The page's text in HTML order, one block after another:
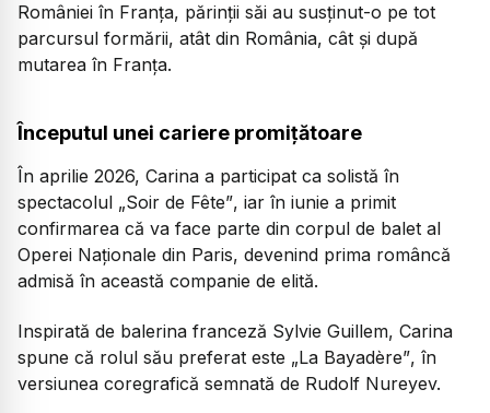
României în Franța, părinții săi au susținut-o pe tot
parcursul formării, atât din România, cât și după
mutarea în Franța.
Începutul unei cariere promițătoare
În aprilie 2026, Carina a participat ca solistă în
spectacolul „Soir de Fête”, iar în iunie a primit
confirmarea că va face parte din corpul de balet al
Operei Naționale din Paris, devenind prima româncă
admisă în această companie de elită.
Inspirată de balerina franceză Sylvie Guillem, Carina
spune că rolul său preferat este „La Bayadère”, în
versiunea coregrafică semnată de Rudolf Nureyev.